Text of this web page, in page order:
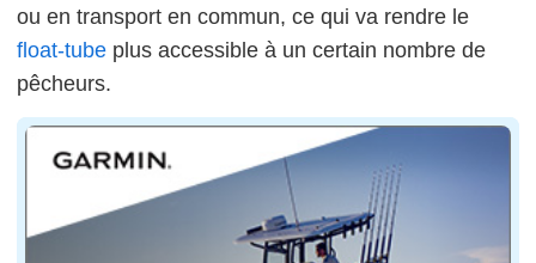
ou en transport en commun, ce qui va rendre le
float-tube plus accessible à un certain nombre de
pêcheurs.